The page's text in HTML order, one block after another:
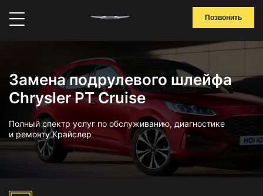
Позвонить
Замена подрулевого шлейфа
Chrysler PT Cruise
Полный спектр услуг по обслуживанию, диагностике
и ремонту Крайслер